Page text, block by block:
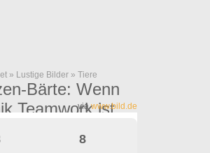
» Lustige Bilder » Tiere
Bärte: Wenn
Teamwork ist …
viawww.bild.de
8